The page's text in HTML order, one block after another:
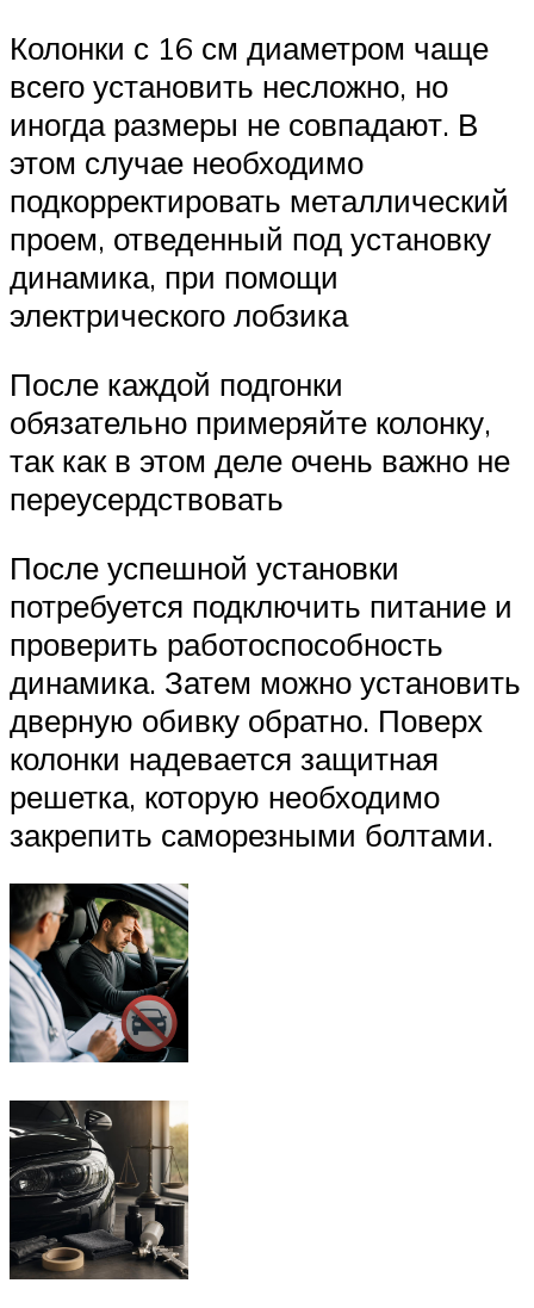
Колонки с 16 см диаметром чаще
всего установить несложно, но
иногда размеры не совпадают. В
этом случае необходимо
подкорректировать металлический
проем, отведенный под установку
динамика, при помощи
электрического лобзика
После каждой подгонки
обязательно примеряйте колонку,
так как в этом деле очень важно не
переусердствовать
После успешной установки
потребуется подключить питание и
проверить работоспособность
динамика. Затем можно установить
дверную обивку обратно. Поверх
колонки надевается защитная
решетка, которую необходимо
закрепить саморезными болтами.